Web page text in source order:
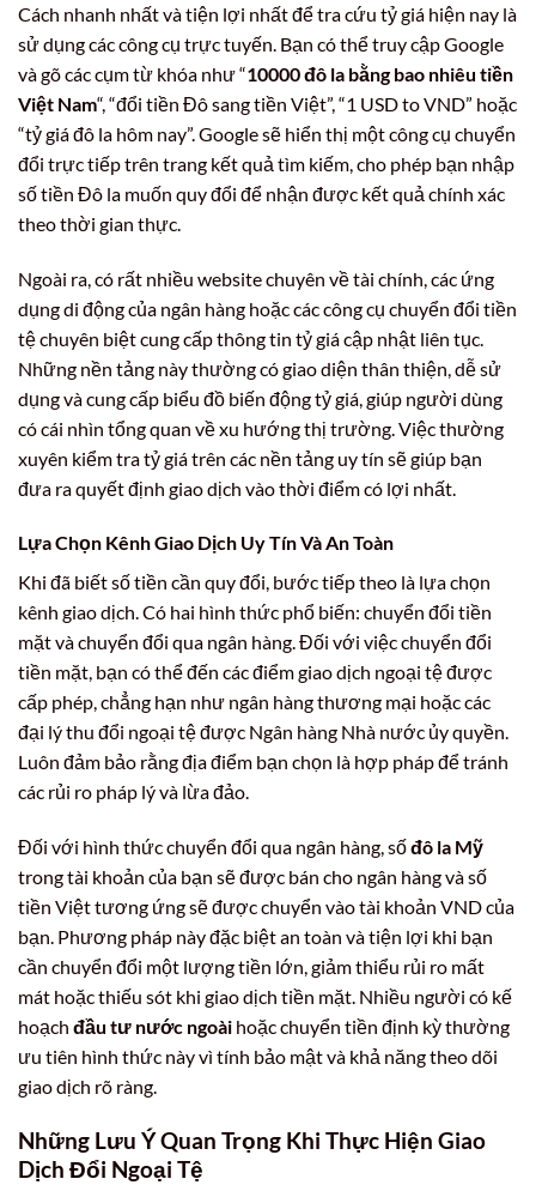
Cách nhanh nhất và tiện lợi nhất để tra cứu tỷ giá hiện nay là
sử dụng các công cụ trực tuyến. Bạn có thể truy cập Google
và gõ các cụm từ khóa như “10000 đô la bằng bao nhiêu tiền
Việt Nam“, “đổi tiền Đô sang tiền Việt”, “1 USD to VND” hoặc
“tỷ giá đô la hôm nay”. Google sẽ hiển thị một công cụ chuyển
đổi trực tiếp trên trang kết quả tìm kiếm, cho phép bạn nhập
số tiền Đô la muốn quy đổi để nhận được kết quả chính xác
theo thời gian thực.
Ngoài ra, có rất nhiều website chuyên về tài chính, các ứng
dụng di động của ngân hàng hoặc các công cụ chuyển đổi tiền
tệ chuyên biệt cung cấp thông tin tỷ giá cập nhật liên tục.
Những nền tảng này thường có giao diện thân thiện, dễ sử
dụng và cung cấp biểu đồ biến động tỷ giá, giúp người dùng
có cái nhìn tổng quan về xu hướng thị trường. Việc thường
xuyên kiểm tra tỷ giá trên các nền tảng uy tín sẽ giúp bạn
đưa ra quyết định giao dịch vào thời điểm có lợi nhất.
Lựa Chọn Kênh Giao Dịch Uy Tín Và An Toàn
Khi đã biết số tiền cần quy đổi, bước tiếp theo là lựa chọn
kênh giao dịch. Có hai hình thức phổ biến: chuyển đổi tiền
mặt và chuyển đổi qua ngân hàng. Đối với việc chuyển đổi
tiền mặt, bạn có thể đến các điểm giao dịch ngoại tệ được
cấp phép, chẳng hạn như ngân hàng thương mại hoặc các
đại lý thu đổi ngoại tệ được Ngân hàng Nhà nước ủy quyền.
Luôn đảm bảo rằng địa điểm bạn chọn là hợp pháp để tránh
các rủi ro pháp lý và lừa đảo.
Đối với hình thức chuyển đổi qua ngân hàng, sốđô la Mỹ
trong tài khoản của bạn sẽ được bán cho ngân hàng và số
tiền Việt tương ứng sẽ được chuyển vào tài khoản VND của
bạn. Phương pháp này đặc biệt an toàn và tiện lợi khi bạn
cần chuyển đổi một lượng tiền lớn, giảm thiểu rủi ro mất
mát hoặc thiếu sót khi giao dịch tiền mặt. Nhiều người có kế
hoạch đầu tư nước ngoài hoặc chuyển tiền định kỳ thường
ưu tiên hình thức này vì tính bảo mật và khả năng theo dõi
giao dịch rõ ràng.
Những Lưu Ý Quan Trọng Khi Thực Hiện Giao
Dịch Đổi Ngoại Tệ